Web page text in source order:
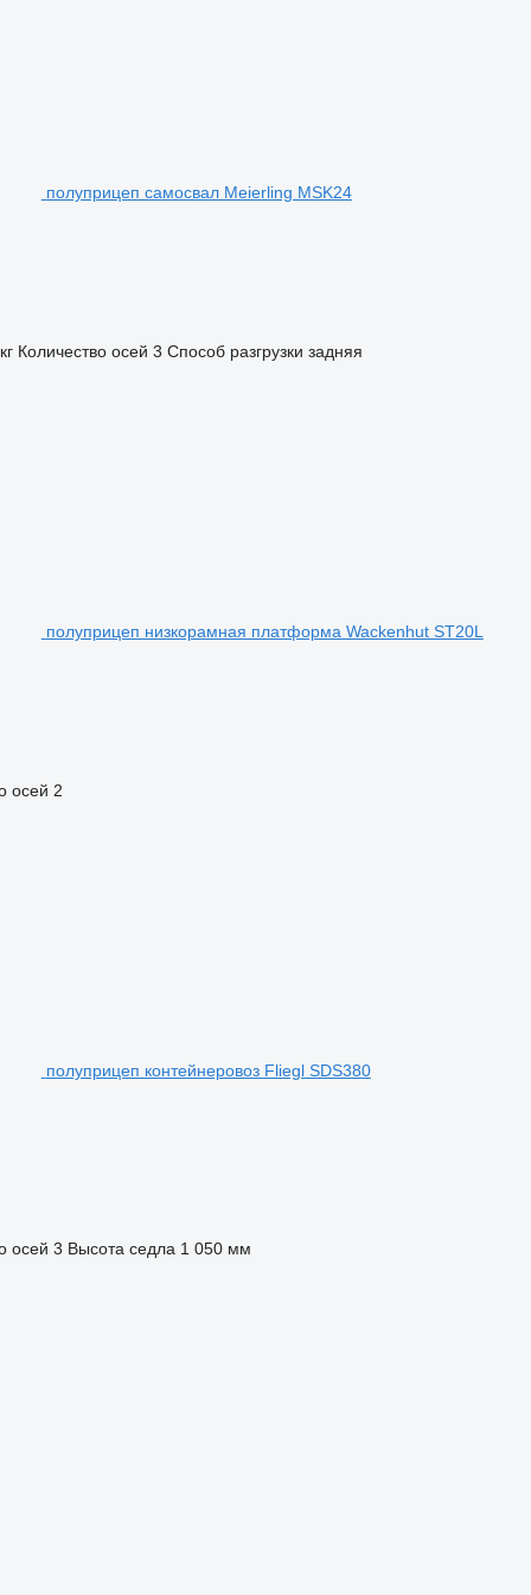
полуприцеп самосвал Meierling MSK24
Количество осей 3 Способ разгрузки задняя
полуприцеп низкорамная платформа Wackenhut ST20L
осей 2
полуприцеп контейнеровоз Fliegl SDS380
осей 3 Высота седла 1 050 мм